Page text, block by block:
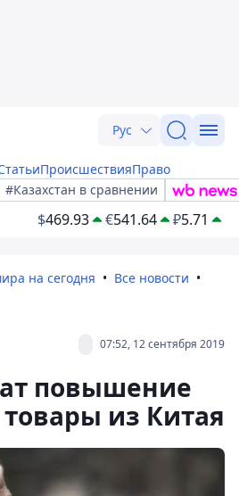
Рус
ПроисшествияПраво
#Казахстан в сравнении
$469.93 €541.64 ₽5.71
на сегодня
Все новости
07:52, 12 сентября 2019
повышение
из Китая